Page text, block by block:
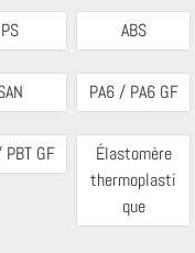
PS ABS
PA6 / PA6 GF
PBT GF
Élastomère
thermoplasti
que